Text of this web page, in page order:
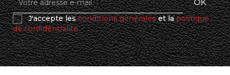
J'accepte lesconditions généraleset lapolitique
de confidentialité